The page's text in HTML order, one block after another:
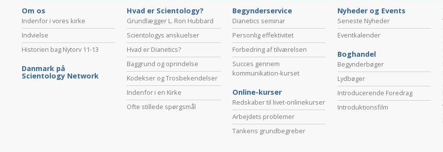
Om os
Indenfor i vores kirke
Indvielse
Historien bag Nytorv 11-13
Danmark på
Scientology Network
Hvad er Scientology?
Grundlægger L. Ron Hubbard
Scientologys anskuelser
Hvad er Dianetics?
Baggrund og oprindelse
Kodekser og Trosbekendelser
Indenfor i en Kirke
Ofte stillede spørgsmål
Begynderservice
Dianetics seminar
Personlig effektivitet
Forbedring af tilværelsen
Succes gennem
kommunikation-kurset
Online-kurser
Redskaber til livet-onlinekurser
Arbejdets problemer
Tankens grundbegreber
Nyheder og Events
Seneste Nyheder
Eventkalender
Boghandel
Begynderbøger
Lydbøger
Introducerende Foredrag
Introduktionsfilm